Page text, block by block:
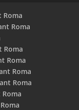
Roma
Roma
Roma
Roma
Roma
Roma